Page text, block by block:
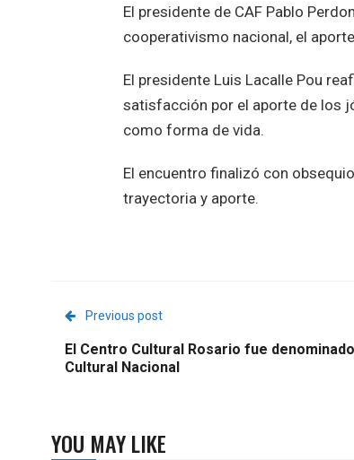
El presidente de CAF Pablo
cooperativismo nacional, el
El presidente Luis Lacalle Pou
satisfacción por el aporte de los
como forma de vida.
El encuentro finalizó con
trayectoria y aporte.
Previous post
El Centro Cultural Rosario fue
Cultural Nacional
YOU MAY LIKE